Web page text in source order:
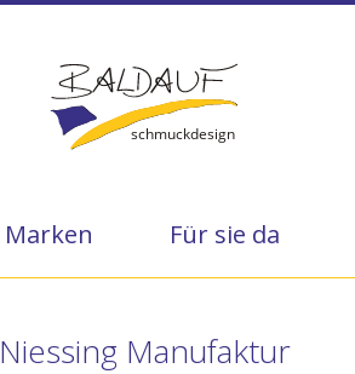
Marken Für sie da
Niessing Manufaktur